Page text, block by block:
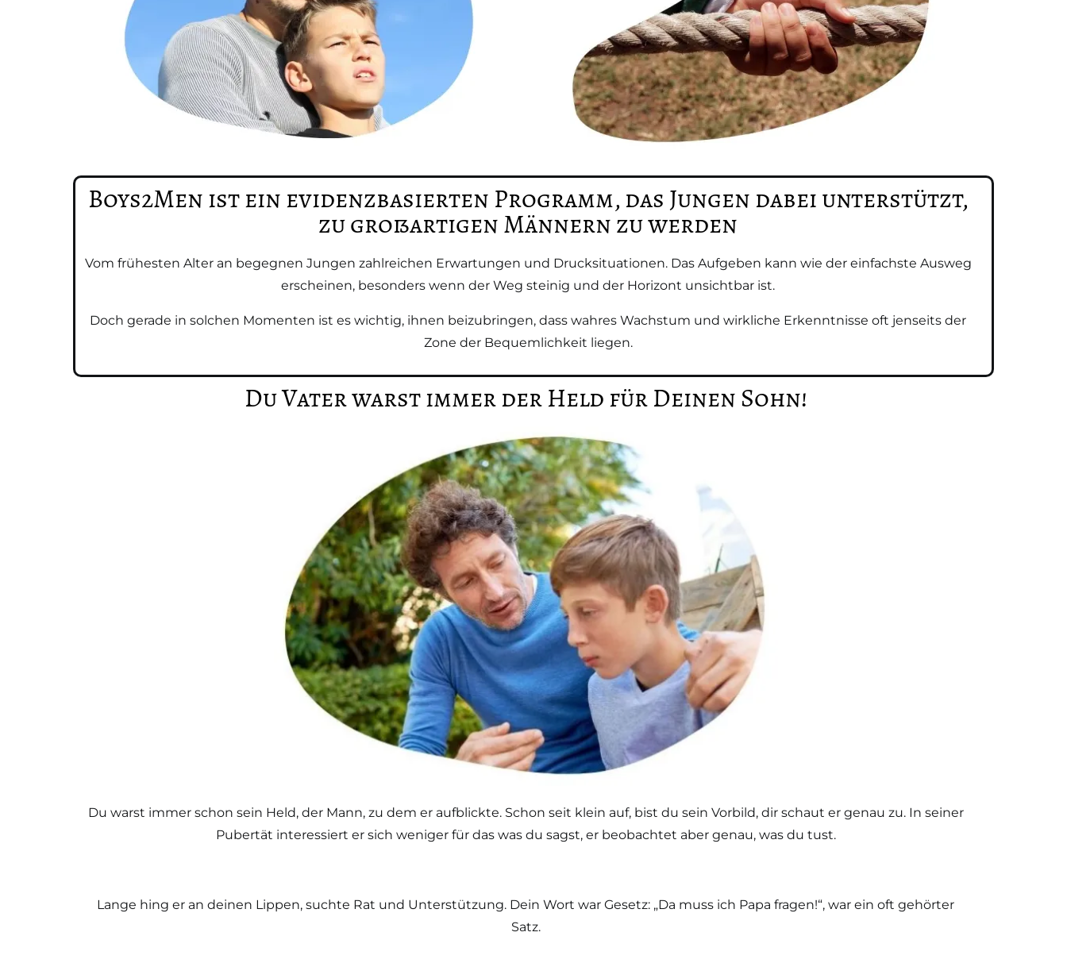
Boys2Men ist ein evidenzbasierten Programm, das Jungen dabei unterstützt,
zu großartigen Männern zu werden
Vom frühesten Alter an begegnen Jungen zahlreichen Erwartungen und Drucksituationen. Das Aufgeben kann wie der einfachste Ausweg
erscheinen, besonders wenn der Weg steinig und der Horizont unsichtbar ist.
Doch gerade in solchen Momenten ist es wichtig, ihnen beizubringen, dass wahres Wachstum und wirkliche Erkenntnisse oft jenseits der
Zone der Bequemlichkeit liegen.
Du Vater warst immer der Held für Deinen Sohn!
Du warst immer schon sein Held, der Mann, zu dem er aufblickte. Schon seit klein auf, bist du sein Vorbild, dir schaut er genau zu. In seiner
Pubertät interessiert er sich weniger für das was du sagst, er beobachtet aber genau, was du tust.
Lange hing er an deinen Lippen, suchte Rat und Unterstützung. Dein Wort war Gesetz: „Da muss ich Papa fragen!“, war ein oft gehörter
Satz.